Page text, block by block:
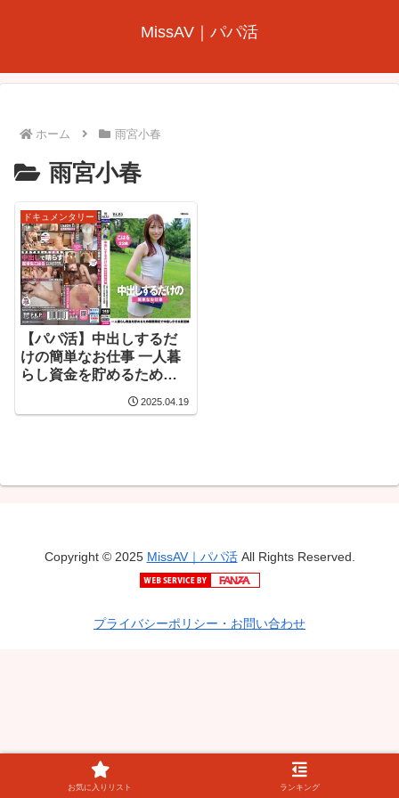
MissAV｜パパ活
ホーム 雨宮小春
雨宮小春
ドキュメンタリー
【パパ活】中出しするだ
けの簡単なお仕事 一人暮
らし資金を貯めるため期
活娘 こはる22歳 雨宮小春
2025.04.19
Copyright © 2025 MissAV｜パパ活All Rights Reserved.
プライバシーポリシー・お問い合わせ
お気に入りリスト ランキング